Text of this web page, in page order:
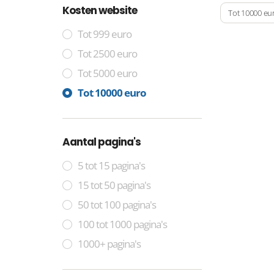
Kosten website
Tot 999 euro
Tot 2500 euro
Tot 5000 euro
Tot 10000 euro
Aantal pagina's
5 tot 15 pagina's
15 tot 50 pagina's
50 tot 100 pagina's
100 tot 1000 pagina's
1000+ pagina's
Tot 10000